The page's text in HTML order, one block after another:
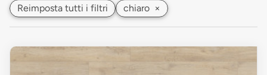
Reimposta tutti i filtri chiaro ×